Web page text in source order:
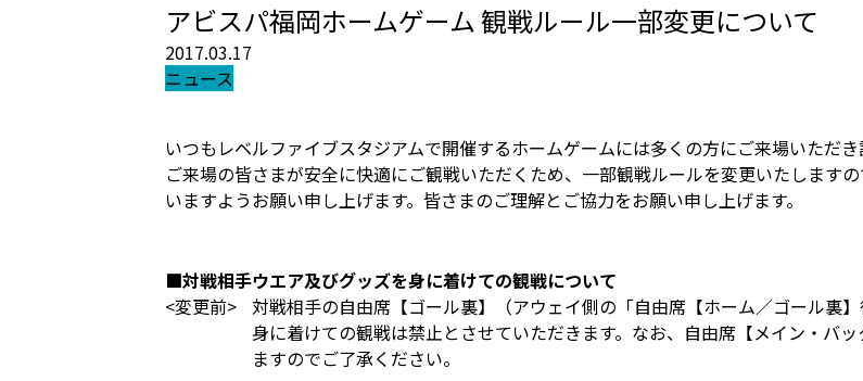
アビスパ福岡ホームゲーム 観戦ルール一部変更について
2017.03.17
ニュース
いつもレベルファイブスタジアムで開催するホームゲームには多くの方にご来場いただき
ご来場の皆さまが安全に快適にご観戦いただくため、一部観戦ルールを変更いたします
いますようお願い申し上げます。皆さまのご理解とご協力をお願い申し上げます。
■対戦相手ウエア及びグッズを身に着けての観戦について
<変更前> 対戦相手の自由席【ゴール裏】（アウェイ側の「自由席【ホーム／ゴール裏
身に着けての観戦は禁止とさせていただきます。なお、自由席【メイン・バ
ますのでご了承ください。